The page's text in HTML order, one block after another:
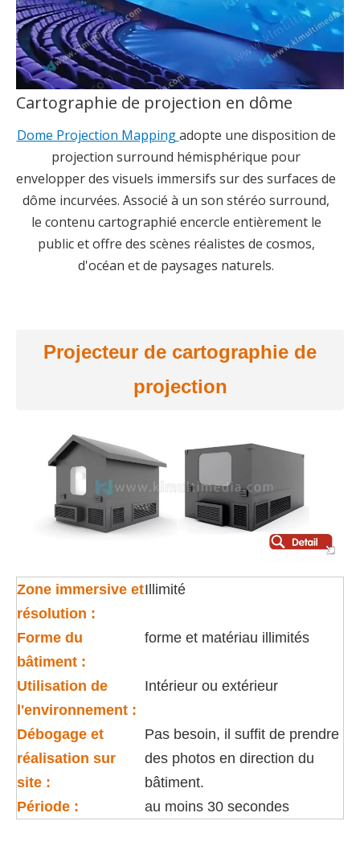
Cartographie de projection en dôme
Dome Projection Mappingadopte une disposition de
projection surround hémisphérique pour
envelopper des visuels immersifs sur des surfaces de
dôme incurvées. Associé à un son stéréo surround,
le contenu cartographié encercle entièrement le
public et offre des scènes réalistes de cosmos,
d'océan et de paysages naturels.
Projecteur de cartographie de
projection
Zone immersive et
résolution :
Illimité
Forme du
bâtiment :
forme et matériau illimités
Utilisation de
l'environnement :
Intérieur ou extérieur
Débogage et
réalisation sur
site :
Pas besoin, il suffit de prendre
des photos en direction du
bâtiment.
Période :
au moins 30 secondes